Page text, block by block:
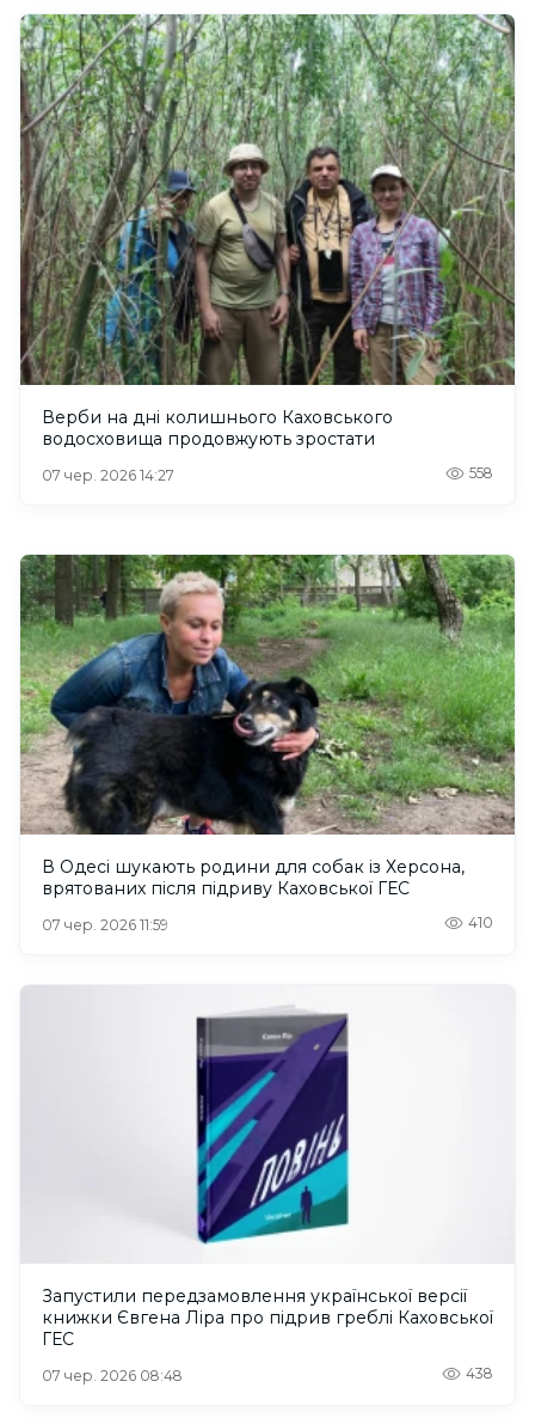
Верби на дні колишнього Каховського
водосховища продовжують зростати
07 чер. 2026 14:27 558
В Одесі шукають родини для собак із Херсона,
врятованих після підриву Каховської ГЕС
07 чер. 2026 11:59 410
Запустили передзамовлення української версії
книжки Євгена Ліра про підрив греблі Каховської
ГЕС
07 чер. 2026 08:48 438